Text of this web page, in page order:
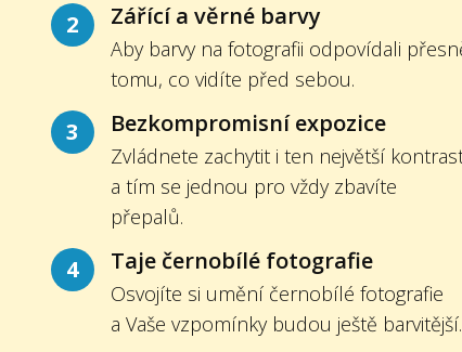
2 Zářící a věrné barvy
Aby barvy na fotografii odpovídali
tomu, co vidíte před sebou.
3 Bezkompromisní expozice
Zvládnete zachytit i ten největší
a tím se jednou pro vždy zbavíte
přepalů.
4 Taje černobílé fotografie
Osvojíte si umění černobílé fotografie
a Vaše vzpomínky budou ještě barvitější.